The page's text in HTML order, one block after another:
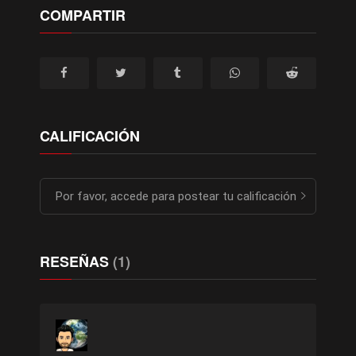
COMPARTIR
CALIFICACIÓN
Por favor, accede para postear tu calificación
RESEÑAS(1)